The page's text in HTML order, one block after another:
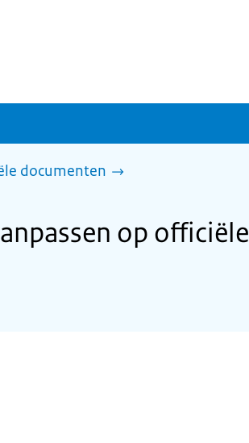
documenten
op officiële